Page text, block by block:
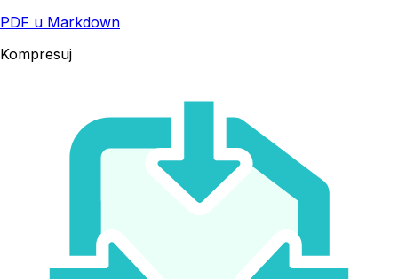
PDF u Markdown
Kompresuj